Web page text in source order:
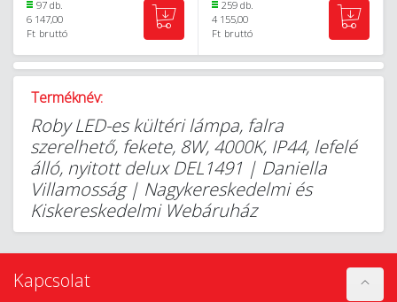
97 db.
6 147,00
Ft bruttó
259 db.
4 155,00
Ft bruttó
Terméknév:
Roby LED-es kültéri lámpa, falra
szerelhető, fekete, 8W, 4000K, IP44, lefelé
álló, nyitott delux DEL1491 | Daniella
Villamosság | Nagykereskedelmi és
Kiskereskedelmi Webáruház
Kapcsolat